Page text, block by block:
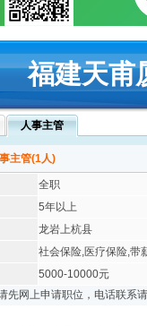
福建天甫
人事主管
主管(1人)
全职
5年以上
龙岩上杭县
社会保险,医疗保险,带
5000-10000元
先网上申请职位，电话联系